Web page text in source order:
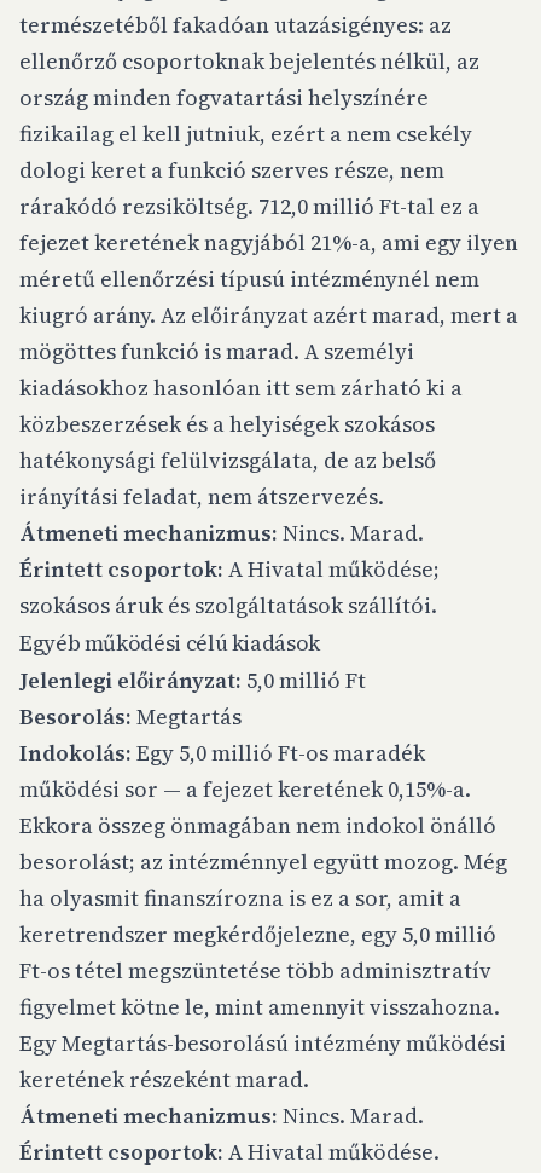
természetéből fakadóan utazásigényes: az
ellenőrző csoportoknak bejelentés nélkül, az
ország minden fogvatartási helyszínére
fizikailag el kell jutniuk, ezért a nem csekély
dologi keret a funkció szerves része, nem
rárakódó rezsiköltség. 712,0 millió Ft-tal ez a
fejezet keretének nagyjából 21%-a, ami egy ilyen
méretű ellenőrzési típusú intézménynél nem
kiugró arány. Az előirányzat azért marad, mert a
mögöttes funkció is marad. A személyi
kiadásokhoz hasonlóan itt sem zárható ki a
közbeszerzések és a helyiségek szokásos
hatékonysági felülvizsgálata, de az belső
irányítási feladat, nem átszervezés.
Átmeneti mechanizmus: Nincs. Marad.
Érintett csoportok: A Hivatal működése;
szokásos áruk és szolgáltatások szállítói.
Egyéb működési célú kiadások
Jelenlegi előirányzat: 5,0 millió Ft
Besorolás: Megtartás
Indokolás: Egy 5,0 millió Ft-os maradék
működési sor — a fejezet keretének 0,15%-a.
Ekkora összeg önmagában nem indokol önálló
besorolást; az intézménnyel együtt mozog. Még
ha olyasmit finanszírozna is ez a sor, amit a
keretrendszer megkérdőjelezne, egy 5,0 millió
Ft-os tétel megszüntetése több adminisztratív
figyelmet kötne le, mint amennyit visszahozna.
Egy Megtartás-besorolású intézmény működési
keretének részeként marad.
Átmeneti mechanizmus: Nincs. Marad.
Érintett csoportok: A Hivatal működése.